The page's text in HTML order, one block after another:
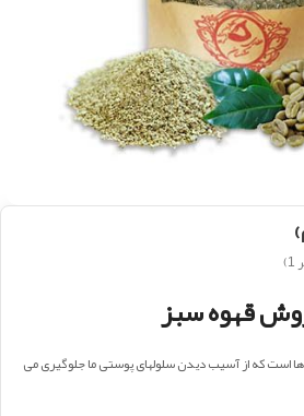
1
)
قهوه سبز
است که از آسیب دیدن سلولهای پوستی ما جلوگیری می